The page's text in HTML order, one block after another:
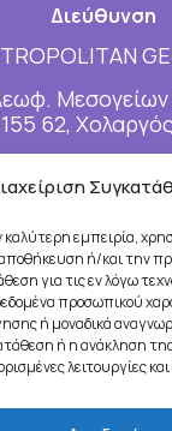
εμπειρία,
ή/και την
για τις εν λόγω
προσωπικού
ή μοναδικά
ή η ανάκληση
λειτουργίες
Διεύθυνση
Μεσογείων
62,
Επικοινωνία
T: 210 65 028
Τ(2): 210 65 02